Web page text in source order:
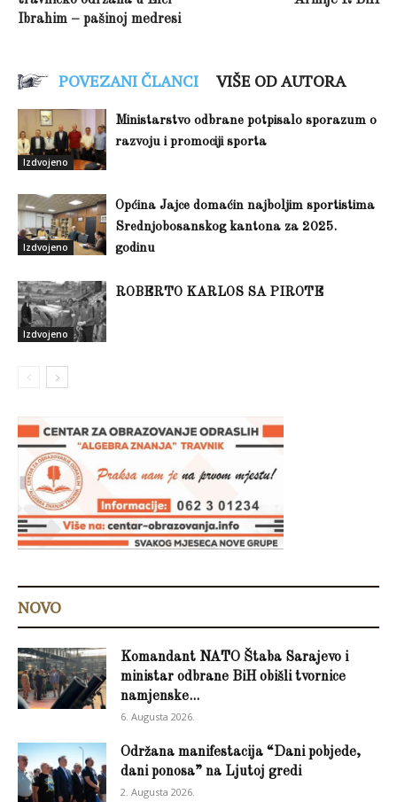
Ibrahim – pašinoj medresi
POVEZANI ČLANCI VIŠE OD AUTORA
Izdvojeno
Ministarstvo odbrane potpisalo sporazum o
razvoju i promociji sporta
Izdvojeno
Općina Jajce domaćin najboljim sportistima
Srednjobosanskog kantona za 2025.
godinu
Izdvojeno
ROBERTO KARLOS SA PIROTE
NOVO
Komandant NATO Štaba Sarajevo i
ministar odbrane BiH obišli tvornice
namjenske...
6. Augusta 2026.
Održana manifestacija “Dani pobjede,
dani ponosa” na Ljutoj gredi
2. Augusta 2026.